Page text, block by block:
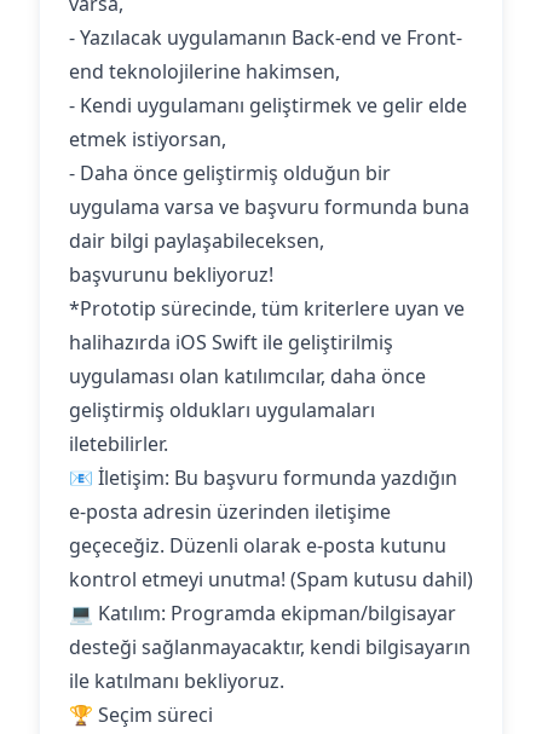
- Yazılacak uygulamanın Back-end ve Front-
end teknolojilerine hakimsen,
- Kendi uygulamanı geliştirmek ve gelir elde
etmek istiyorsan,
- Daha önce geliştirmiş olduğun bir
uygulama varsa ve başvuru formunda buna
dair bilgi paylaşabileceksen,
başvurunu bekliyoruz!
*Prototip sürecinde, tüm kriterlere uyan ve
halihazırda iOS Swift ile geliştirilmiş
uygulaması olan katılımcılar, daha önce
geliştirmiş oldukları uygulamaları
iletebilirler.
📧 İletişim: Bu başvuru formunda yazdığın
e-posta adresin üzerinden iletişime
geçeceğiz. Düzenli olarak e-posta kutunu
kontrol etmeyi unutma! (Spam kutusu dahil)
💻 Katılım: Programda ekipman/bilgisayar
desteği sağlanmayacaktır, kendi bilgisayarın
ile katılmanı bekliyoruz.
🏆 Seçim süreci